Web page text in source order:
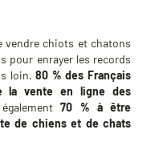
vendre chiots et chatons
pour enrayer les records
loin.80 % des Français
la vente en ligne des
70 % à être
de chiens et de chats